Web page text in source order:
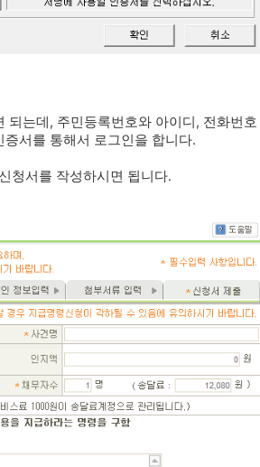
는데, 주민등록번호와 아이디, 전화번호
서를 통해서 로그인을 합니다.
청서를 작성하시면 됩니다.